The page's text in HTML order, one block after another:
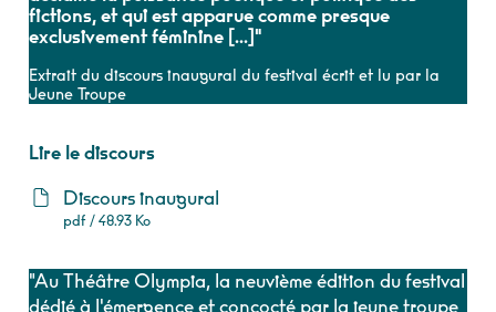
fictions, et qui est apparue comme presque
exclusivement féminine [...]"
Extrait du discours inaugural du festival écrit et lu par la
Jeune Troupe
Lire le discours
Discours inaugural
pdf / 48.93 Ko
"Au Théâtre Olympia, la neuvième édition du festival
dédié à l'émergence et concocté par la jeune troupe